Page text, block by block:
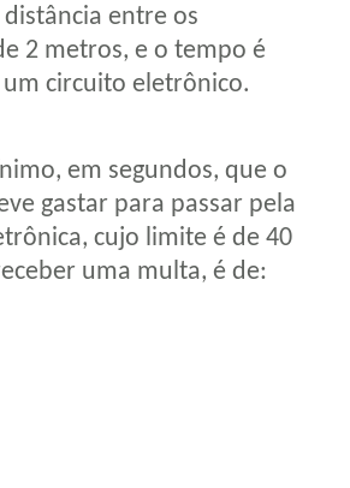
entre os
2 metros, e o tempo é
circuito eletrônico.
em segundos, que o
gastar para passar pela
cujo limite é de 40
uma multa, é de: